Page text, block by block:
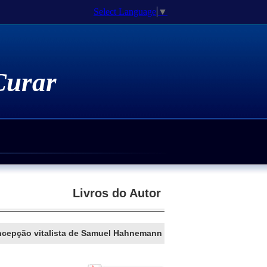
Select Language ▼
Espiritualidade
Doutorado / Pós-Doutorado
Livros do Autor
vitalista de Samuel Hahnemann